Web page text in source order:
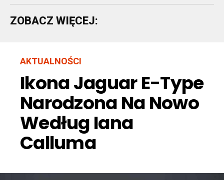
ZOBACZ WIĘCEJ:
AKTUALNOŚCI
Ikona Jaguar E-Type
Narodzona Na Nowo
Według Iana
Calluma